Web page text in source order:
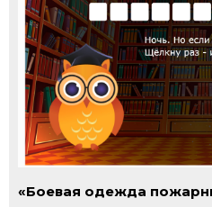
«Боевая одежда